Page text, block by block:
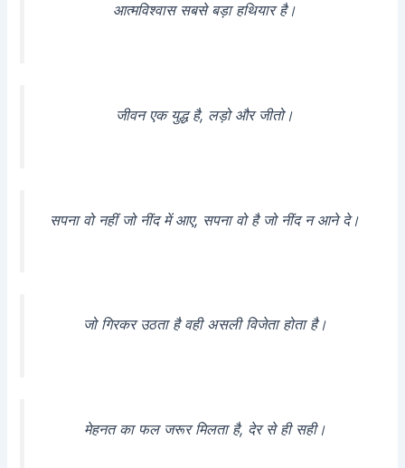
आत्मविश्वास सबसे बड़ा हथियार है।
जीवन एक युद्ध है, लड़ो और जीतो।
सपना वो नहीं जो नींद में आए, सपना वो है जो नींद न आने दे।
जो गिरकर उठता है वही असली विजेता होता है।
मेहनत का फल जरूर मिलता है, देर से ही सही।